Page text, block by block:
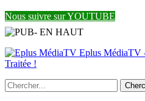
Nous suivre sur YOUTUBE
Eplus MédiaTV
Traitée !